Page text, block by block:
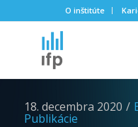
O inštitúte
18. decembra 2020 /
Publikácie